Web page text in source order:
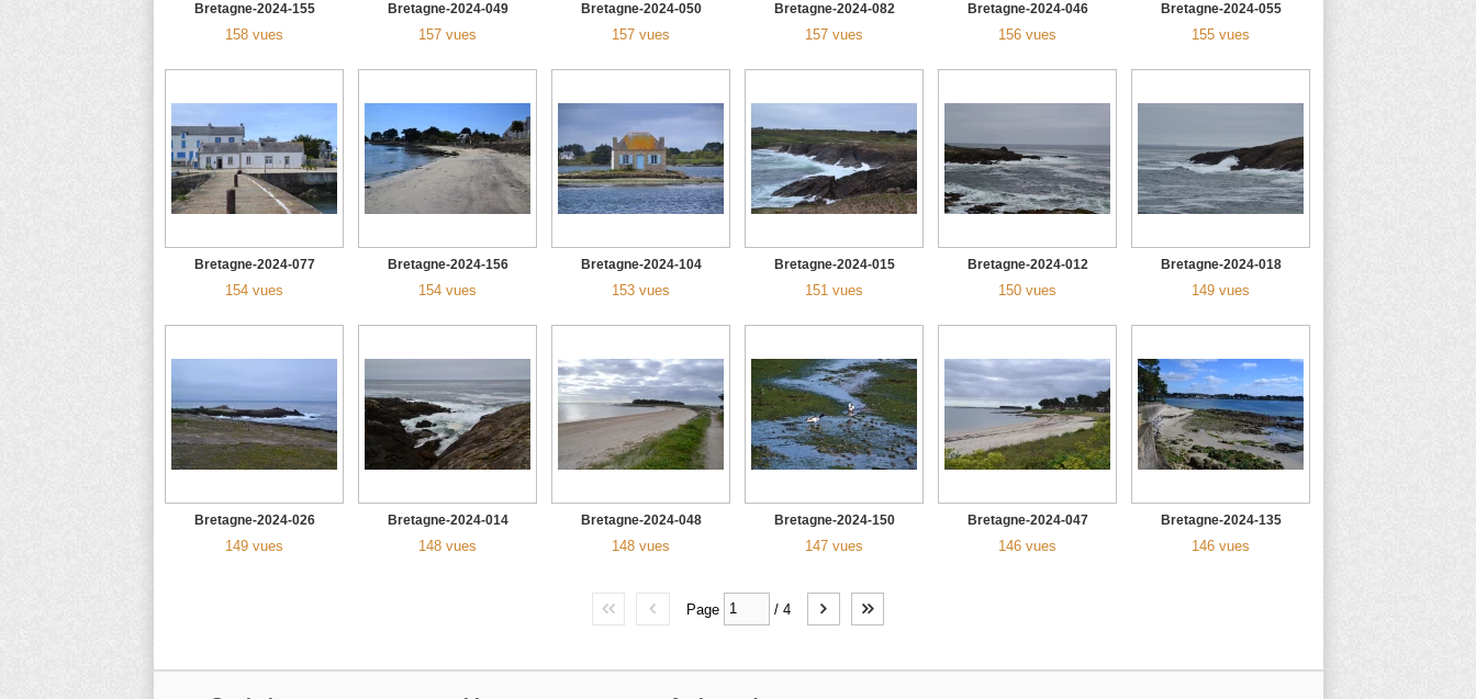
Bretagne-2024-155
158 vues
Bretagne-2024-049
157 vues
Bretagne-2024-050
157 vues
Bretagne-2024-082
157 vues
Bretagne-2024-046
156 vues
Bretagne-2024-055
155 vues
Bretagne-2024-077
154 vues
Bretagne-2024-156
154 vues
Bretagne-2024-104
153 vues
Bretagne-2024-015
151 vues
Bretagne-2024-012
150 vues
Bretagne-2024-018
149 vues
Bretagne-2024-026
149 vues
Bretagne-2024-014
148 vues
Bretagne-2024-048
148 vues
Bretagne-2024-150
147 vues
Bretagne-2024-047
146 vues
Bretagne-2024-135
146 vues
Page / 4